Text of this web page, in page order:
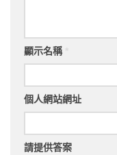
顯示名稱
個人網站網址
請提供答案